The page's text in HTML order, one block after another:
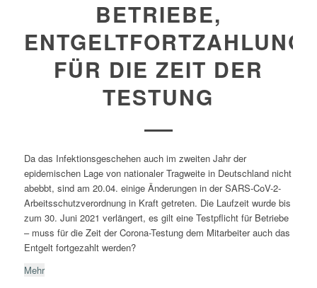
BETRIEBE,
ENTGELTFORTZAHLUNG
FÜR DIE ZEIT DER
TESTUNG
Da das Infektionsgeschehen auch im zweiten Jahr der
epidemischen Lage von nationaler Tragweite in Deutschland nicht
abebbt, sind am 20.04. einige Änderungen in der SARS-CoV-2-
Arbeitsschutzverordnung in Kraft getreten. Die Laufzeit wurde bis
zum 30. Juni 2021 verlängert, es gilt eine Testpflicht für Betriebe
– muss für die Zeit der Corona-Testung dem Mitarbeiter auch das
Entgelt fortgezahlt werden?
Mehr